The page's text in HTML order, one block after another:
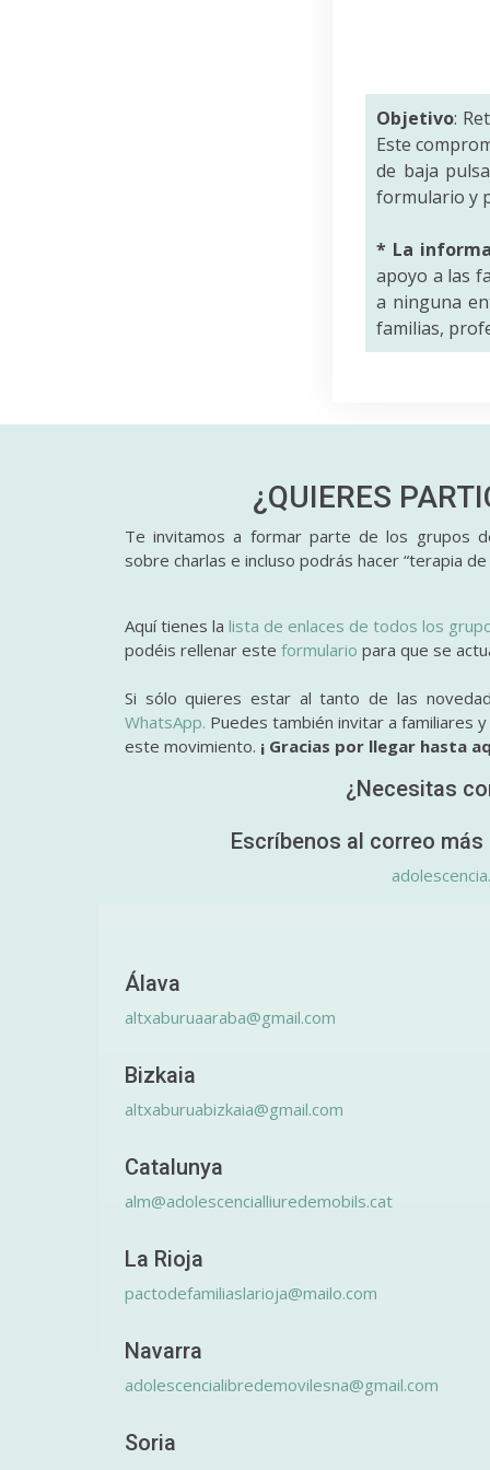
Objetivo:
Este
de baja
formulario y
* La
apoyo a las
a ninguna
familias,
¿QUIERES
Te invitamos a formar parte de los grupos
sobre charlas e incluso podrás hacer “terapia de
Aquí tienes lalista de enlaces de todos los
podéis rellenar este formulario para que se
Si sólo quieres estar al tanto de las
WhatsApp. Puedes también invitar a familiares
este movimiento. ¡ Gracias por llegar hasta
¿Necesitas
Escríbenos al correo
Álava
altxaburuaaraba@gmail.com
Bizkaia
altxaburuabizkaia@gmail.com
Catalunya
alm@adolescencialliuredemobils.cat
La Rioja
pactodefamiliaslarioja@mailo.com
Navarra
adolescencialibredemovilesna@gmail.com
Soria